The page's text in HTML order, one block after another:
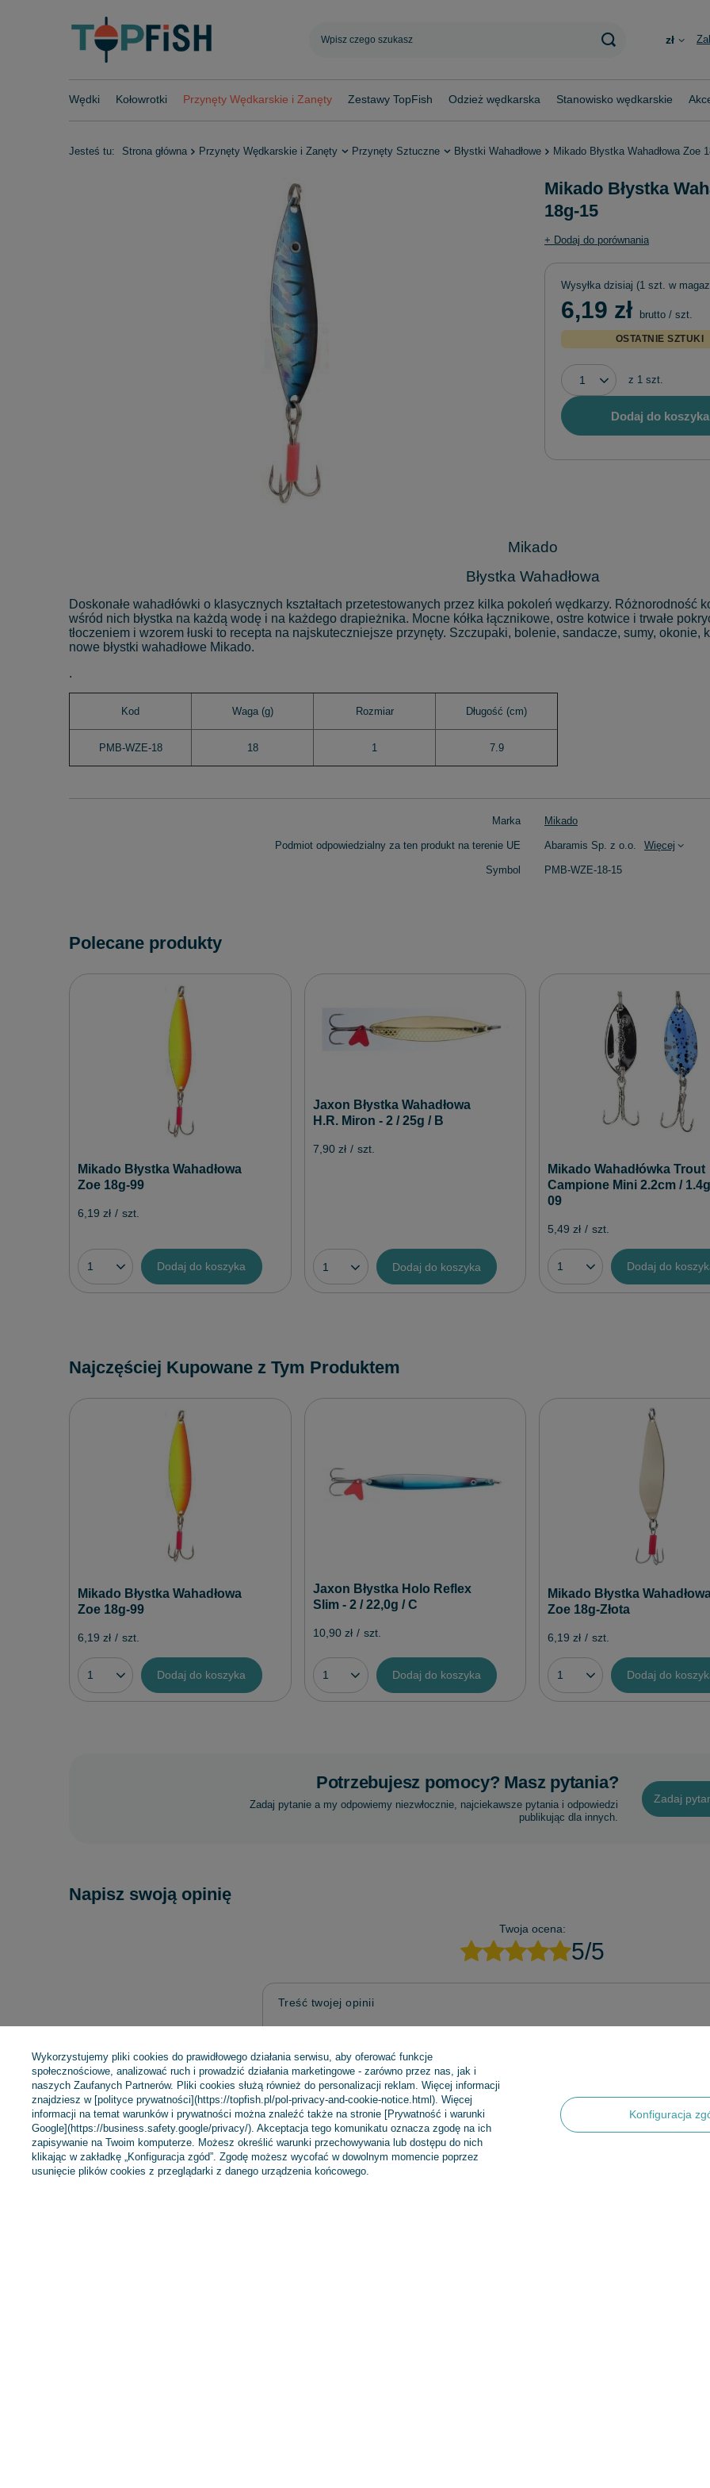
zł
Wędki Kołowrotki Przynęty Wędkarskie i Zanęty Zestawy TopFish Odzież wędkarska Stanowisko wędkarskie
Jesteś tu: Strona główna Przynęty Wędkarskie i Zanęty Przynęty Sztuczne Błystki Wahadłowe Mikado Błystka Wahadłowa Zoe
Mikado Błystka
18g-15
+ Dodaj do porównania
Wysyłka dzisiaj (1 szt. w
6,19 zł brutto / szt.
OSTATNIE SZTUKI
z 1 szt.
Dodaj do koszyka
Mikado
Błystka Wahadłowa
Doskonałe wahadłówki o klasycznych kształtach przetestowanych przez kilka pokoleń wędkarzy. Różnorodność
wśród nich błystka na każdą wodę i na każdego drapieżnika. Mocne kółka łącznikowe, ostre kotwice i trwałe
tłoczeniem i wzorem łuski to recepta na najskuteczniejsze przynęty. Szczupaki, bolenie, sandacze, sumy,
nowe błystki wahadłowe Mikado.
.
Kod Waga (g) Rozmiar Długość (cm)
PMB-WZE-18 18 1 7.9
Marka Mikado
Podmiot odpowiedzialny za ten produkt na terenie UE Abaramis Sp. z o.o. Więcej
Symbol PMB-WZE-18-15
Polecane produkty
Mikado Błystka Wahadłowa
Zoe 18g-99
6,19 zł / szt.
Dodaj do koszyka
Jaxon Błystka Wahadłowa
H.R. Miron - 2 / 25g / B
7,90 zł / szt.
Dodaj do koszyka
Mikado Wahadłówka Trout
Campione Mini 2.2cm /
09
5,49 zł / szt.
Dodaj do
Najczęściej Kupowane z Tym Produktem
Mikado Błystka Wahadłowa
Zoe 18g-99
6,19 zł / szt.
Dodaj do koszyka
Jaxon Błystka Holo Reflex
Slim - 2 / 22,0g / C
10,90 zł / szt.
Dodaj do koszyka
Mikado Błystka
Zoe 18g-Złota
6,19 zł / szt.
Dodaj do
Potrzebujesz pomocy? Masz pytania?
Zadaj pytanie a my odpowiemy niezwłocznie, najciekawsze pytania i odpowiedzi
publikując dla innych.
Zadaj
Napisz swoją opinię
Twoja ocena:
5/5
Treść twojej opinii
Dodaj własne zdjęcie produktu:
Twoje imię
Wykorzystujemy pliki cookies do prawidłowego działania serwisu, aby oferować funkcje
społecznościowe, analizować ruch i prowadzić działania marketingowe - zarówno przez nas, jak i
naszych Zaufanych Partnerów. Pliki cookies służą również do personalizacji reklam. Więcej informacji
znajdziesz w [polityce prywatności](https://topfish.pl/pol-privacy-and-cookie-notice.html). Więcej
informacji na temat warunków i prywatności można znaleźć także na stronie [Prywatność i warunki
Google](https://business.safety.google/privacy/). Akceptacja tego komunikatu oznacza zgodę na ich
zapisywanie na Twoim komputerze. Możesz określić warunki przechowywania lub dostępu do nich
klikając w zakładkę „Konfiguracja zgód”. Zgodę możesz wycofać w dowolnym momencie poprzez
usunięcie plików cookies z przeglądarki z danego urządzenia końcowego.
Konfiguracja